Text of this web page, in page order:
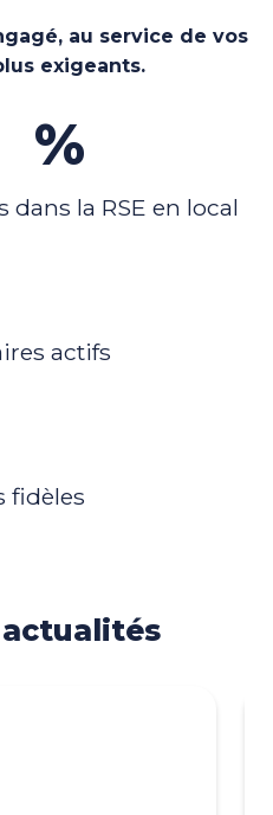
au service de vos
exigeants.
%
la RSE en local
actifs
fidèles